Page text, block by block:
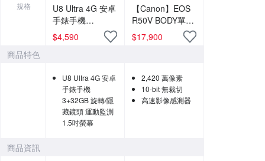
規格
U8 Ultra 4G 安卓
手錶手機
3+32GB 旋轉/隱
藏鏡頭 運動監測
$4,590
【Canon】EOS
R50V BODY單機
身 (中文平輸)-黑
色
$17,900
商品特色
U8 Ultra 4G 安卓
手錶手機
3+32GB 旋轉/隱
藏鏡頭 運動監測
1.5吋螢幕
2,420 萬像素
10-bit 無裁切
高速影像感測器
商品資訊